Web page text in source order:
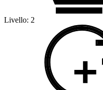
Livello: 2